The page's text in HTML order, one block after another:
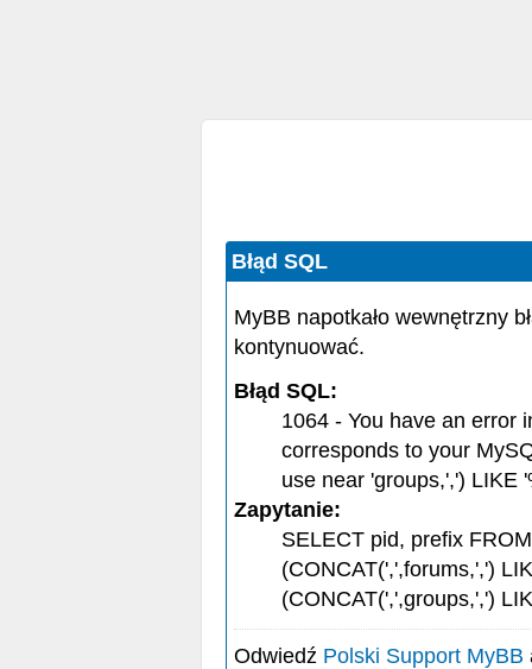
Błąd SQL
MyBB napotkało wewnętrzny
kontynuować.
Błąd SQL:
1064 - You have an error
corresponds to your
use near 'groups,',') LIKE
Zapytanie:
SELECT pid, prefix
(CONCAT(',',forums,',')
(CONCAT(',',groups,',')
Odwiedź Polski Support MyBB